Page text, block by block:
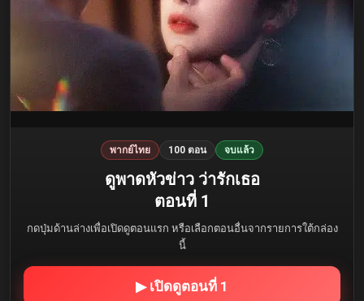
พากย์ไทย 100 ตอน จบแล้ว
ดูพาดหัวข่าว ว่ารักเธอ
ตอนที่ 1
กดปุ่มด้านล่างเพื่อเปิดดูตอนแรก หรือเลือกตอนอื่นจากรายการใต้กล่อง
นี้
▶ เปิดดูตอนที่ 1